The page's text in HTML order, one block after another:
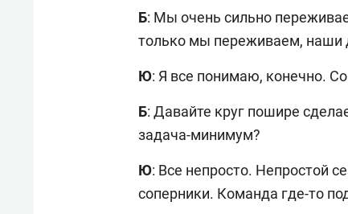
Б: Мы очень сильно
только мы переживаем, наши
Ю: Я все понимаю, конечно.
Б: Давайте круг пошире
задача-минимум?
Ю: Все непросто. Непростой
соперники. Команда где-то